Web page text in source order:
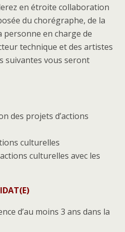
en étroite collaboration
du chorégraphe, de la
personne en charge de
technique et des artistes
suivantes vous seront
des projets d’actions
culturelles
culturelles avec les
d’au moins 3 ans dans la